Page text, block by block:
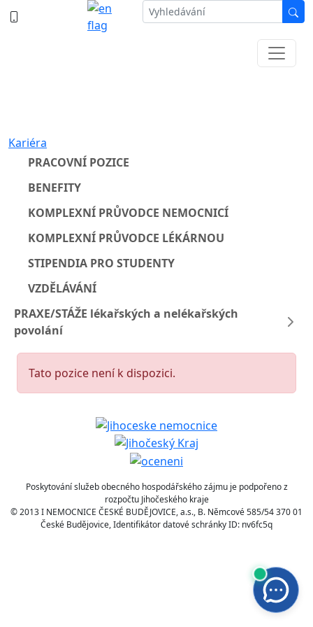
Kariéra
PRACOVNÍ POZICE
BENEFITY
KOMPLEXNÍ PRŮVODCE NEMOCNICÍ
KOMPLEXNÍ PRŮVODCE LÉKÁRNOU
STIPENDIA PRO STUDENTY
VZDĚLÁVÁNÍ
PRAXE/STÁŽE lékařských a nelékařských
povolání
Tato pozice není k dispozici.
Poskytování služeb obecného hospodářského zájmu je podpořeno z
rozpočtu Jihočeského kraje
© 2013 I NEMOCNICE ČESKÉ BUDĚJOVICE, a.s., B. Němcové 585/54 370 01
České Budějovice, Identifikátor datové schránky ID: nv6fc5q